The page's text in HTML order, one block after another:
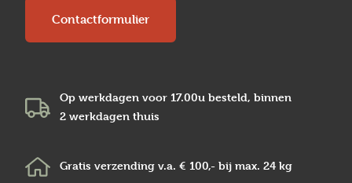
Contactformulier
Op werkdagen voor 17.00u besteld, binnen
2 werkdagen thuis
Gratis verzending v.a. € 100,- bij max. 24 kg